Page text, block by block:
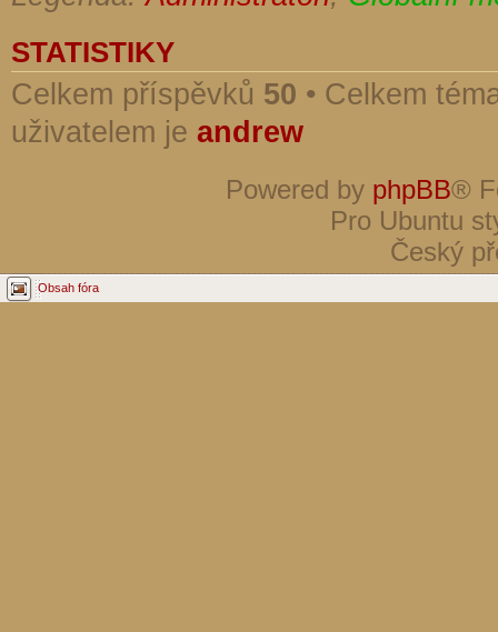
STATISTIKY
Celkem příspěvků 50 • Celkem
uživatelem je andrew
Powered by phpBB®
Pro Ubuntu
Český
Obsah fóra